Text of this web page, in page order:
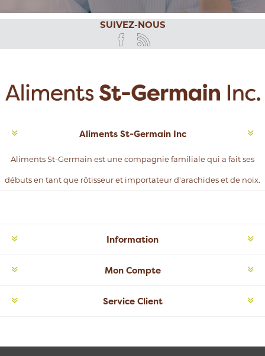
SUIVEZ-NOUS
Aliments St-Germain Inc
Aliments St-Germain est une compagnie familiale qui a fait ses
débuts en tant que rôtisseur et importateur d'arachides et de noix.
Information
Mon Compte
Service Client